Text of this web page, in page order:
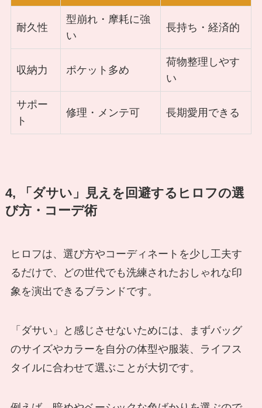
耐久性
型崩れ・摩耗に強
い
長持ち・経済的
収納力 ポケット多め
荷物整理しやす
い
サポー
ト
修理・メンテ可 長期愛用できる
4, 「ダサい」見えを回避するヒロフの選
び方・コーデ術
ヒロフは、選び方やコーディネートを少し工夫す
るだけで、どの世代でも洗練されたおしゃれな印
象を演出できるブランドです。
「ダサい」と感じさせないためには、まずバッグ
のサイズやカラーを自分の体型や服装、ライフス
タイルに合わせて選ぶことが大切です。